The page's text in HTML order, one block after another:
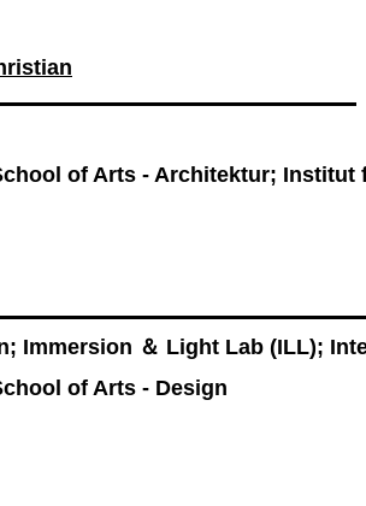
of Arts - Architektur;
Immersion ＆ Light Lab (ILL);
of Arts - Design